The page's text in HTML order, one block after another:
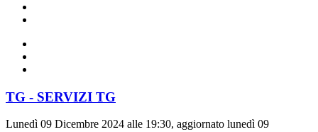
TG - SERVIZI TG
Lunedì 09 Dicembre 2024 alle 19:30, aggiornato lunedì 09